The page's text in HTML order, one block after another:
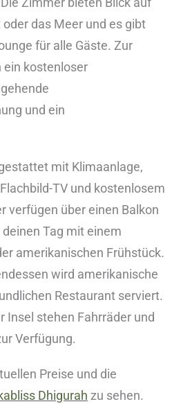
das Meer und es gibt
für alle Gäste. Zur
kostenloser
und ein
mit Klimaanlage,
TV und kostenlosem
verfügen über einen Balkon
Tag mit einem
amerikanischen Frühstück.
wird amerikanische
Restaurant serviert.
Insel stehen Fahrräder und
Verfügung.
Preise und die
Dhigurah zu sehen.